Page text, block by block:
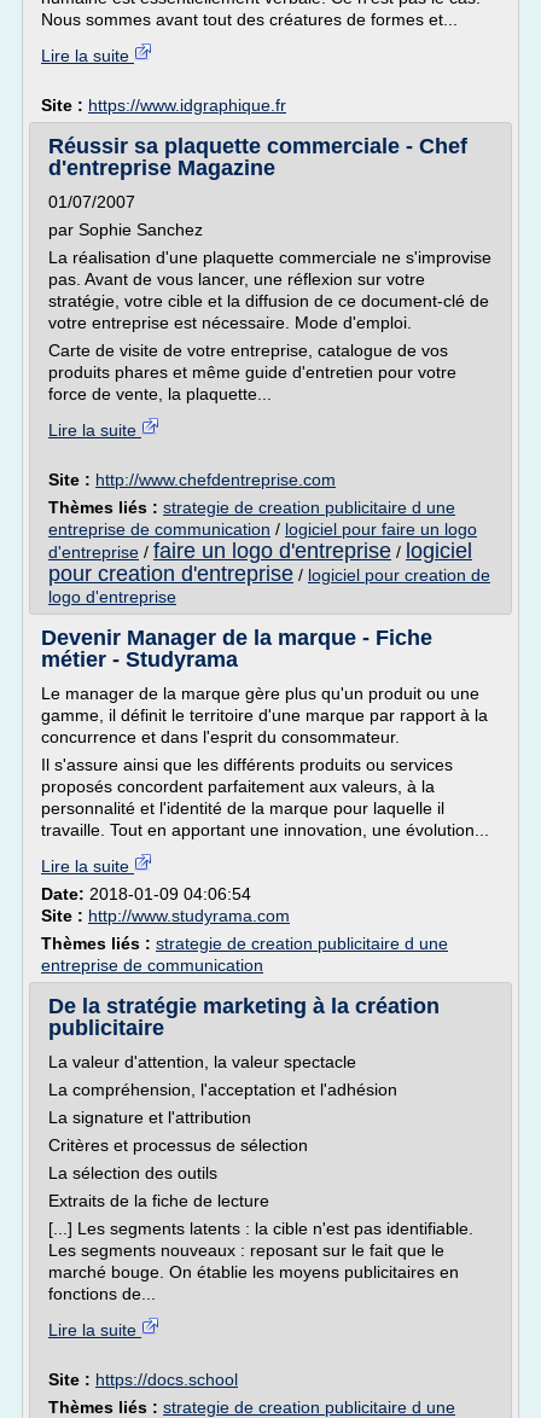
Nous sommes avant tout des créatures de formes et...
Lire la suite
Site : https://www.idgraphique.fr
Réussir sa plaquette commerciale - Chef
d'entreprise Magazine
01/07/2007
par Sophie Sanchez
La réalisation d'une plaquette commerciale ne s'improvise
pas. Avant de vous lancer, une réflexion sur votre
stratégie, votre cible et la diffusion de ce document-clé de
votre entreprise est nécessaire. Mode d'emploi.
Carte de visite de votre entreprise, catalogue de vos
produits phares et même guide d'entretien pour votre
force de vente, la plaquette...
Lire la suite
Site : http://www.chefdentreprise.com
Thèmes liés : strategie de creation publicitaire d une
entreprise de communication / logiciel pour faire un logo
d'entreprise / faire un logo d'entreprise / logiciel
pour creation d'entreprise / logiciel pour creation de
logo d'entreprise
Devenir Manager de la marque - Fiche
métier - Studyrama
Le manager de la marque gère plus qu'un produit ou une
gamme, il définit le territoire d'une marque par rapport à la
concurrence et dans l'esprit du consommateur.
Il s'assure ainsi que les différents produits ou services
proposés concordent parfaitement aux valeurs, à la
personnalité et l'identité de la marque pour laquelle il
travaille. Tout en apportant une innovation, une évolution...
Lire la suite
Date: 2018-01-09 04:06:54
Site : http://www.studyrama.com
Thèmes liés : strategie de creation publicitaire d une
entreprise de communication
De la stratégie marketing à la création
publicitaire
La valeur d'attention, la valeur spectacle
La compréhension, l'acceptation et l'adhésion
La signature et l'attribution
Critères et processus de sélection
La sélection des outils
Extraits de la fiche de lecture
[...] Les segments latents : la cible n'est pas identifiable.
Les segments nouveaux : reposant sur le fait que le
marché bouge. On établie les moyens publicitaires en
fonctions de...
Lire la suite
Site : https://docs.school
Thèmes liés : strategie de creation publicitaire d une